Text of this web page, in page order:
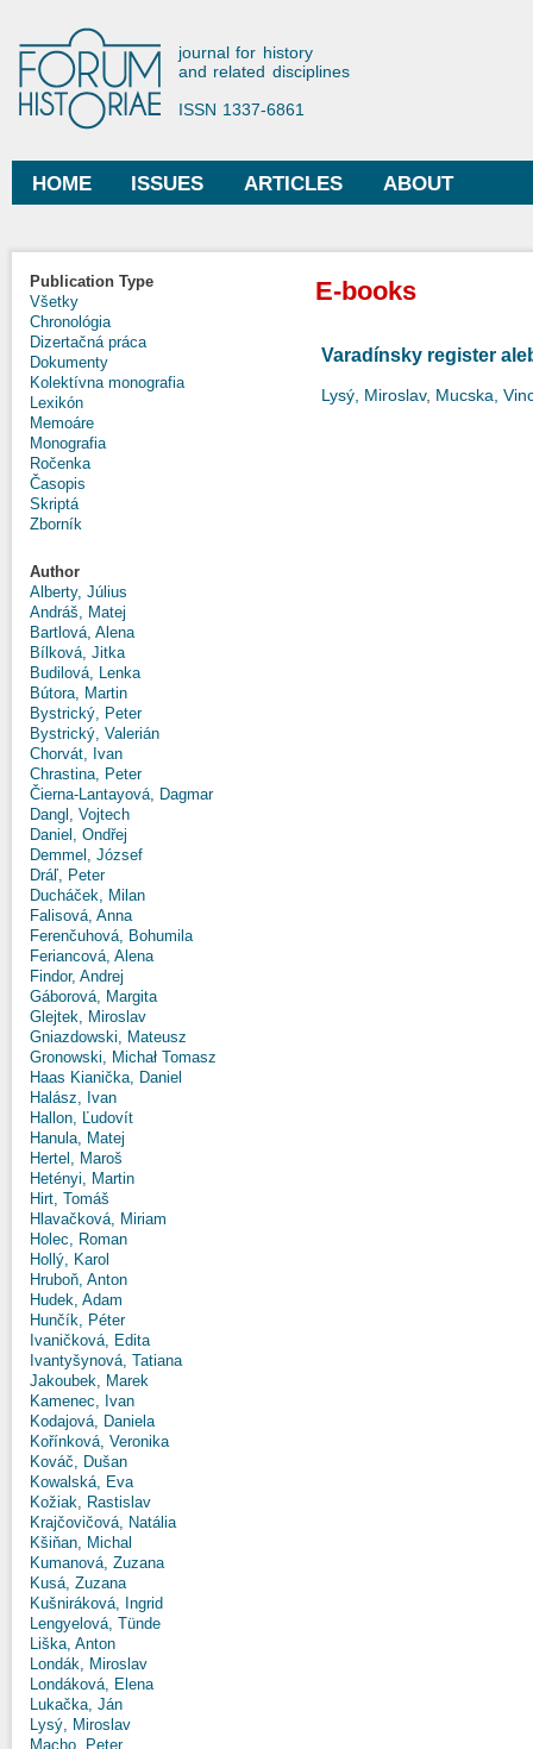
Forum Historiae
journal for history
and related disciplines
ISSN 1337-6861
Main menu
HOME ISSUES ARTICLES ABOUT
Publication Type
Všetky
Chronológia
Dizertačná práca
Dokumenty
Kolektívna monografia
Lexikón
Memoáre
Monografia
Ročenka
Časopis
Skriptá
Zborník
Author
Alberty, Július
Andráš, Matej
Bartlová, Alena
Bílková, Jitka
Budilová, Lenka
Bútora, Martin
Bystrický, Peter
Bystrický, Valerián
Chorvát, Ivan
Chrastina, Peter
Čierna-Lantayová, Dagmar
Dangl, Vojtech
Daniel, Ondřej
Demmel, József
Dráľ, Peter
Ducháček, Milan
Falisová, Anna
Ferenčuhová, Bohumila
Feriancová, Alena
Findor, Andrej
Gáborová, Margita
Glejtek, Miroslav
Gniazdowski, Mateusz
Gronowski, Michał Tomasz
Haas Kianička, Daniel
Halász, Ivan
Hallon, Ľudovít
Hanula, Matej
Hertel, Maroš
Hetényi, Martin
Hirt, Tomáš
Hlavačková, Miriam
Holec, Roman
Hollý, Karol
Hruboň, Anton
Hudek, Adam
Hunčík, Péter
Ivaničková, Edita
Ivantyšynová, Tatiana
Jakoubek, Marek
Kamenec, Ivan
Kodajová, Daniela
Kořínková, Veronika
Kováč, Dušan
Kowalská, Eva
Kožiak, Rastislav
Krajčovičová, Natália
Kšiňan, Michal
Kumanová, Zuzana
Kusá, Zuzana
Kušniráková, Ingrid
Lengyelová, Tünde
Liška, Anton
Londák, Miroslav
Londáková, Elena
Lukačka, Ján
Lysý, Miroslav
Macho, Peter
E-books
Varadínsky register
Lysý, Miroslav, Mucska,